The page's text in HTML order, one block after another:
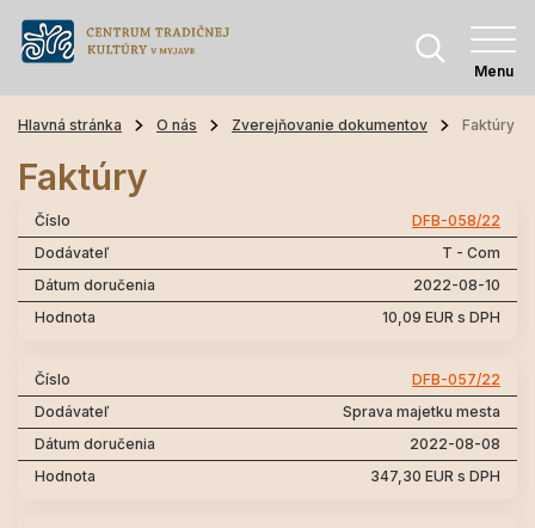
Menu
Hlavná stránka O nás Zverejňovanie dokumentov Faktúry
Faktúry
DFB-058/22
T - Com
2022-08-10
10,09 EUR s DPH
DFB-057/22
Sprava majetku mesta
2022-08-08
347,30 EUR s DPH